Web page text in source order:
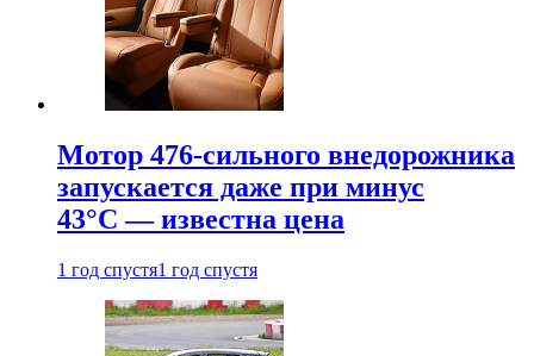
Мотор 476-сильного внедорожника
запускается даже при минус
43°С — известна цена
1 год спустя1 год спустя